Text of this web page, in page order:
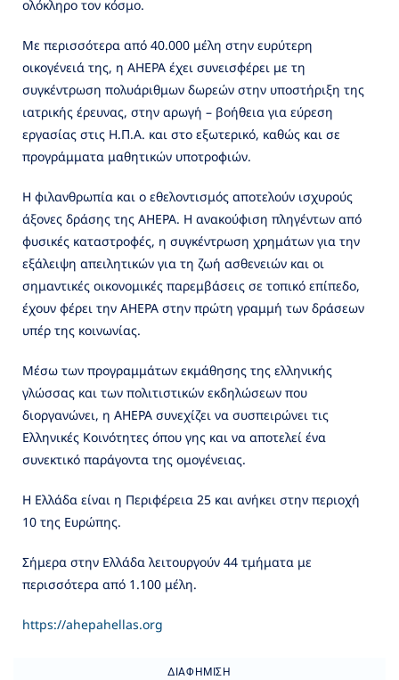
ολόκληρο τον κόσμο.
Με περισσότερα από 40.000 μέλη στην ευρύτερη
οικογένειά της, η AHEPA έχει συνεισφέρει με τη
συγκέντρωση πολυάριθμων δωρεών στην υποστήριξη της
ιατρικής έρευνας, στην αρωγή – βοήθεια για εύρεση
εργασίας στις Η.Π.Α. και στο εξωτερικό, καθώς και σε
προγράμματα μαθητικών υποτροφιών.
Η φιλανθρωπία και ο εθελοντισμός αποτελούν ισχυρούς
άξονες δράσης της AHEPA. Η ανακούφιση πληγέντων από
φυσικές καταστροφές, η συγκέντρωση χρημάτων για την
εξάλειψη απειλητικών για τη ζωή ασθενειών και οι
σημαντικές οικονομικές παρεμβάσεις σε τοπικό επίπεδο,
έχουν φέρει την AHEPA στην πρώτη γραμμή των δράσεων
υπέρ της κοινωνίας.
Μέσω των προγραμμάτων εκμάθησης της ελληνικής
γλώσσας και των πολιτιστικών εκδηλώσεων που
διοργανώνει, η AHEPA συνεχίζει να συσπειρώνει τις
Ελληνικές Κοινότητες όπου γης και να αποτελεί ένα
συνεκτικό παράγοντα της ομογένειας.
Η Ελλάδα είναι η Περιφέρεια 25 και ανήκει στην περιοχή
10 της Ευρώπης.
Σήμερα στην Ελλάδα λειτουργούν 44 τμήματα με
περισσότερα από 1.100 μέλη.
https://ahepahellas.org
ΔΙΑΦΉΜΙΣΗ